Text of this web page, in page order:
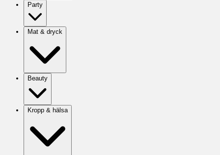
Party
Mat & dryck
Beauty
Kropp & hälsa